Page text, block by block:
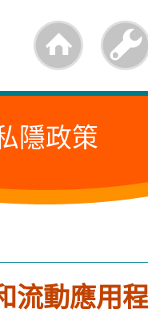
隱政策
流動應用